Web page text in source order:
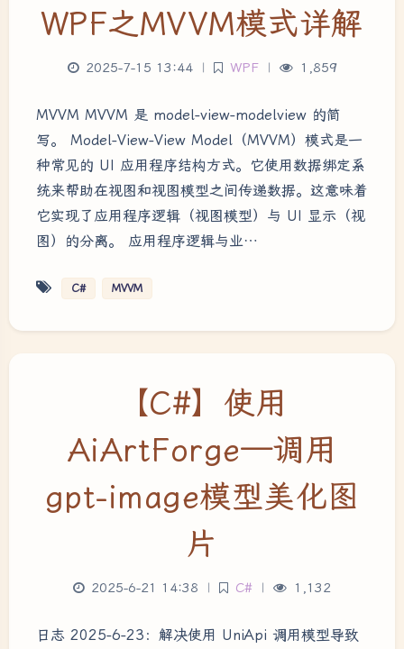
WPF之MVVM模式详解
2025-7-15 13:44 | WPF | 1,859
MVVM MVVM 是 model-view-modelview 的简
写。 Model-View-View Model（MVVM）模式是一
种常见的 UI 应用程序结构方式。它使用数据绑定系
统来帮助在视图和视图模型之间传递数据。这意味着
它实现了应用程序逻辑（视图模型）与 UI 显示（视
图）的分离。 应用程序逻辑与业…
C# MVVM
【C#】使用
AiArtForge—调用
gpt-image模型美化图
片
2025-6-21 14:38 | C# | 1,132
日志 2025-6-23：解决使用 UniApi 调用模型导致